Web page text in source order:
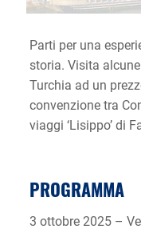
Parti per una
storia. Visita
Turchia ad un
convenzione tra
viaggi ‘Lisippo’ di
PROGRAMMA
3 ottobre 2025 –